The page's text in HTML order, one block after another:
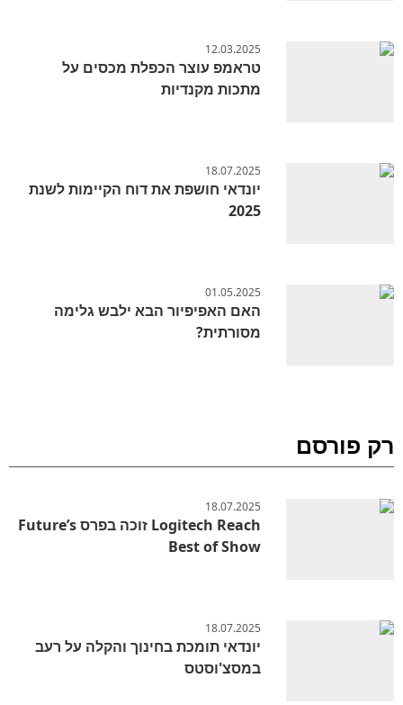
12.03.2025
טראמפ עוצר הכפלת מכסים על
מתכות מקנדיות
18.07.2025
יונדאי חושפת את דוח הקיימות לשנת
2025
01.05.2025
האם האפיפיור הבא ילבש גלימה
מסורתית?
רק פורסם
18.07.2025
Logitech Reach זוכה בפרס Future’s
Best of Show
18.07.2025
יונדאי תומכת בחינוך והקלה על רעב
במסצ'וסטס